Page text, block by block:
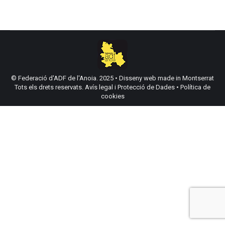
© Federació d'ADF de l'Anoia. 2025 • Disseny web made in Montserrat
Tots els drets reservats. Avís legal i Protecció de Dades • Política de
cookies